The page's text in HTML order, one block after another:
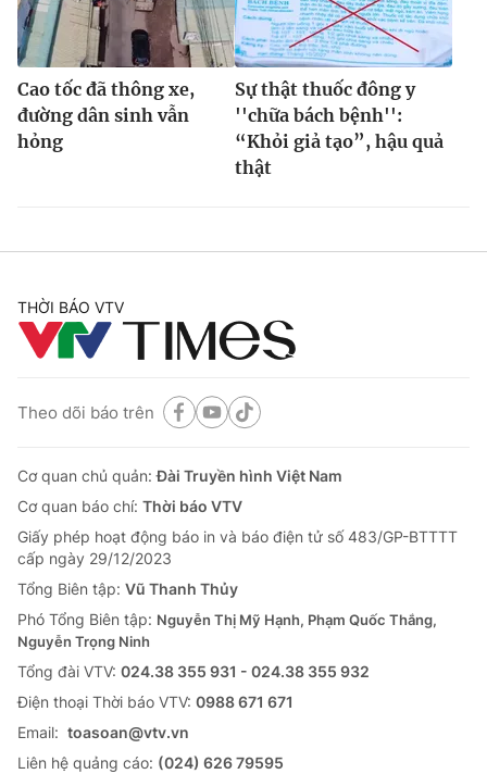
Cao tốc đã thông xe,
đường dân sinh vẫn
hỏng
Sự thật thuốc đông y
''chữa bách bệnh'':
“Khỏi giả tạo”, hậu quả
thật
THỜI BÁO VTV
Theo dõi báo trên
Cơ quan chủ quản:Đài Truyền hình Việt Nam
Cơ quan báo chí: Thời báo VTV
Giấy phép hoạt động báo in và báo điện tử số 483/GP-BTTTT
cấp ngày 29/12/2023
Tổng Biên tập: Vũ Thanh Thủy
Phó Tổng Biên tập: Nguyễn Thị Mỹ Hạnh, Phạm Quốc Thắng,
Nguyễn Trọng Ninh
Tổng đài VTV: 024.38 355 931 - 024.38 355 932
Ðiện thoại Thời báo VTV: 0988 671 671
Email: toasoan@vtv.vn
Liên hệ quảng cáo: (024) 626 79595